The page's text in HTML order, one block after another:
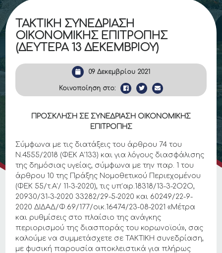
ΤΑΚΤΙΚΗ ΣΥΝΕΔΡΙΑΣΗ
ΟΙΚΟΝΟΜΙΚΗΣ ΕΠΙΤΡΟΠΗΣ
(ΔΕΥΤΕΡΑ 13 ΔΕΚΕΜΒΡΙΟΥ)
09 Δεκεμβρίου 2021
Κοινοποίηση στο:
ΠΡΟΣΚΛΗΣΗ ΣΕ ΣΥΝΕΔΡΙΑΣΗ ΟΙΚΟΝΟΜΙΚΗΣ
ΕΠΙΤΡΟΠΗΣ
Σύμφωνα με τις διατάξεις του άρθρου 74 του
Ν.4555/2018 (ΦΕΚ Α’133) και για λόγους διασφάλισης
της δημόσιας υγείας, σύμφωνα με την παρ. 1 του
άρθρου 10 της Πράξης Νομοθετικού Περιεχομένου
(ΦΕΚ 55/τ.Α’/ 11-3-2020), τις υπ’αρ.18318/13-3-2Ο2Ο,
20930/31-3-2020 33282/29-5-2020 και 60249/22-9-
2020 ΔΙΔΑΔ/Φ.69/177/οικ.16474/23-08-2021 «Μέτρα
και ρυθμίσεις στο πλαίσιο της ανάγκης
περιορισμού της διασποράς του κορωνοϊού», σας
καλούμε να συμμετάσχετε σε ΤΑΚΤΙΚΗ συνεδρίαση,
με φυσική παρουσία αποκλειστικά για πλήρως